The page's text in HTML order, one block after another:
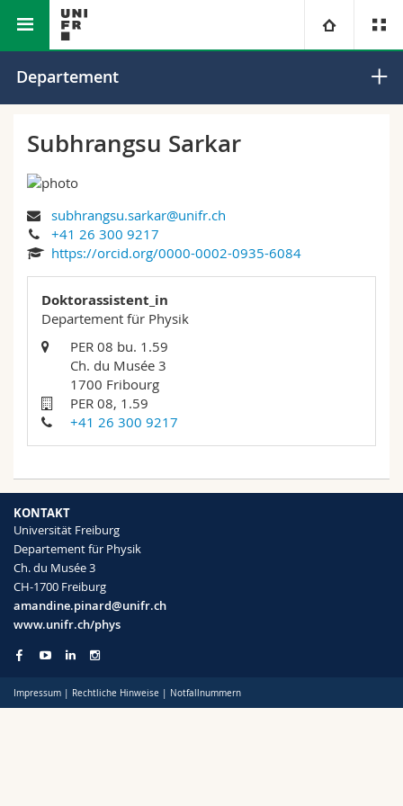
Universität
Campus
Forschung
Weiterbildung
Rechtswissenschaftliche Fak.
Philosophische Fak.
Fak. für Erziehungs- und Bildungswissenschaften
Math.-Nat. und Med. Fak.
Informationen für
Studieninteressierte
Medien
Forschende
Mitarbeitende
Ressourcen
Ortsplan
Bibliotheken
Webmail
MyUnifr
Math.-Nat. und Med. Fakultät Departement für Physik
Departement
Subhrangsu Sarkar
subhrangsu.sarkar@unifr.ch
+41 26 300 9217
https://orcid.org/0000-0002-0935-6084
Doktorassistent_in
Departement für Physik
PER 08 bu. 1.59
Ch. du Musée 3
1700 Fribourg
PER 08, 1.59
+41 26 300 9217
KONTAKT
Universität Freiburg
Departement für Physik
Ch. du Musée 3
CH-1700 Freiburg
amandine.pinard@unifr.ch
www.unifr.ch/phys
Impressum | Rechtliche Hinweise | Notfallnummern